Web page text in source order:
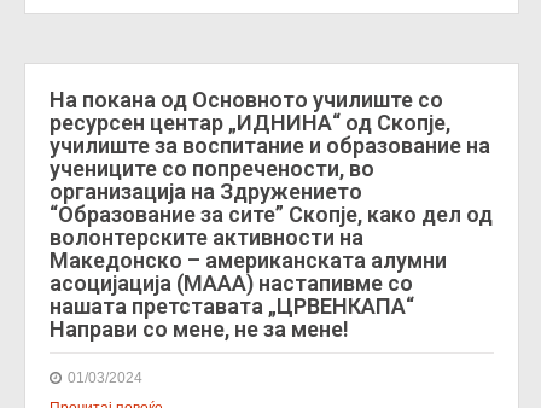
На покана од Основното училиште со
ресурсен центар „ИДНИНА“ од Скопје,
училиште за воспитание и образование на
учениците со попречености, во
организација на Здружението
“Образование за сите” Скопје, како дел од
волонтерските активности на
Македонско – американската алумни
асоцијација (МААА) настапивме со
нашата претставата „ЦРВЕНКАПА“
Направи со мене, не за мене!
01/03/2024